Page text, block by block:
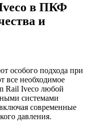
в ПКФ
и
особого подхода при
все необходимое
Rail Iveco любой
системами
современные
давления.